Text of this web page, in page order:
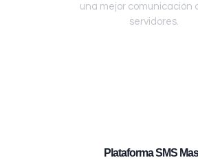
una mejor comunicación
servidores.
Plataforma SMS